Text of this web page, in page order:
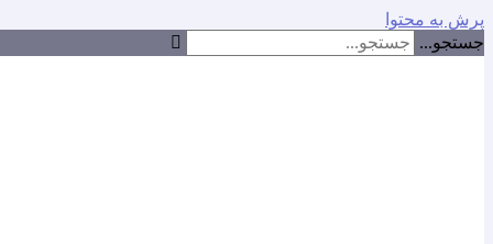
پرش به محتوا
جستجو...